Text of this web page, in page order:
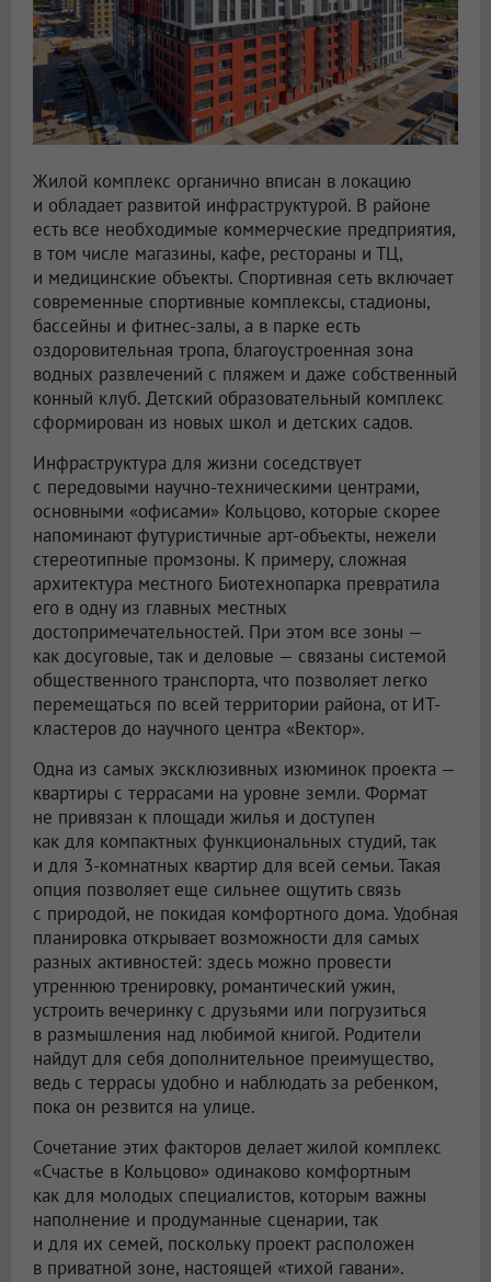
Жилой комплекс органично вписан в локацию
и обладает развитой инфраструктурой. В районе
есть все необходимые коммерческие предприятия,
в том числе магазины, кафе, рестораны и ТЦ,
и медицинские объекты. Спортивная сеть включает
современные спортивные комплексы, стадионы,
бассейны и фитнес-залы, а в парке есть
оздоровительная тропа, благоустроенная зона
водных развлечений с пляжем и даже собственный
конный клуб. Детский образовательный комплекс
сформирован из новых школ и детских садов.
Инфраструктура для жизни соседствует
с передовыми научно-техническими центрами,
основными «офисами» Кольцово, которые скорее
напоминают футуристичные арт-объекты, нежели
стереотипные промзоны. К примеру, сложная
архитектура местного Биотехнопарка превратила
его в одну из главных местных
достопримечательностей. При этом все зоны —
как досуговые, так и деловые — связаны системой
общественного транспорта, что позволяет легко
перемещаться по всей территории района, от ИТ-
кластеров до научного центра «Вектор».
Одна из самых эксклюзивных изюминок проекта —
квартиры с террасами на уровне земли. Формат
не привязан к площади жилья и доступен
как для компактных функциональных студий, так
и для 3-комнатных квартир для всей семьи. Такая
опция позволяет еще сильнее ощутить связь
с природой, не покидая комфортного дома. Удобная
планировка открывает возможности для самых
разных активностей: здесь можно провести
утреннюю тренировку, романтический ужин,
устроить вечеринку с друзьями или погрузиться
в размышления над любимой книгой. Родители
найдут для себя дополнительное преимущество,
ведь с террасы удобно и наблюдать за ребенком,
пока он резвится на улице.
Сочетание этих факторов делает жилой комплекс
«Счастье в Кольцово» одинаково комфортным
как для молодых специалистов, которым важны
наполнение и продуманные сценарии, так
и для их семей, поскольку проект расположен
в приватной зоне, настоящей «тихой гавани».